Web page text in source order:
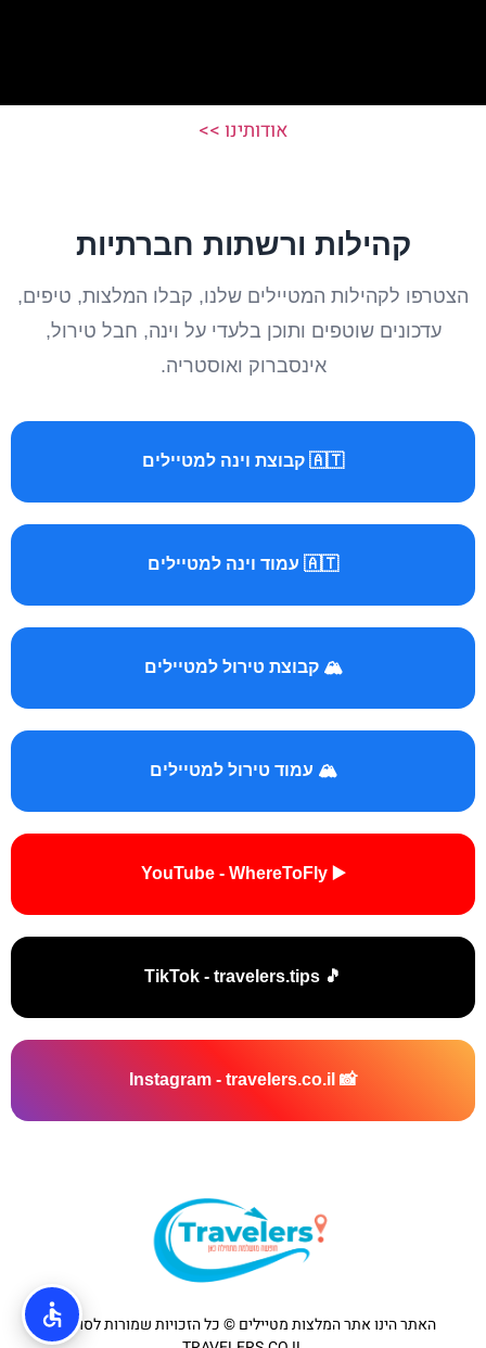
אודותינו >>
קהילות ורשתות חברתיות
הצטרפו לקהילות המטיילים שלנו, קבלו המלצות, טיפים,
עדכונים שוטפים ותוכן בלעדי על וינה, חבל טירול,
אינסברוק ואוסטריה.
🇦🇹 קבוצת וינה למטיילים
🇦🇹 עמוד וינה למטיילים
🏔️ קבוצת טירול למטיילים
🏔️ עמוד טירול למטיילים
▶️ YouTube - WhereToFly
🎵 TikTok - travelers.tips
📸 Instagram - travelers.co.il
האתר הינו אתר המלצות מטיילים © כל הזכויות שמורות לסוכנות